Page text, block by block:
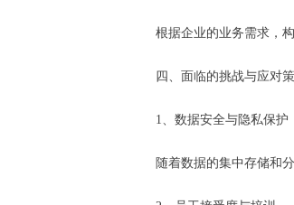
根据企业的业务需求，
四、面临的挑战与应对
1、数据安全与隐私保护
随着数据的集中存储和